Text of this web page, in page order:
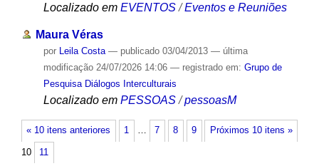
Localizado em EVENTOS /Eventos e Reuniões
Maura Véras
por Leila Costa — publicado03/04/2013 — última
modificação24/07/2026 14:06 — registrado em: Grupo de
Pesquisa Diálogos Interculturais
Localizado em PESSOAS /pessoasM
« 10 itens anteriores Próximos 10 itens »
1 … 7 8 9
10 11